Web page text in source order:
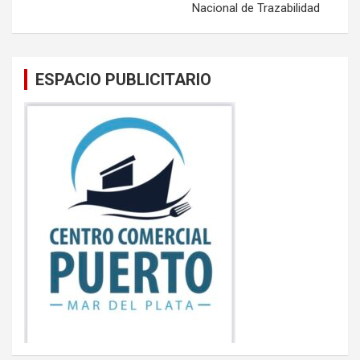
Nacional de Trazabilidad
ESPACIO PUBLICITARIO